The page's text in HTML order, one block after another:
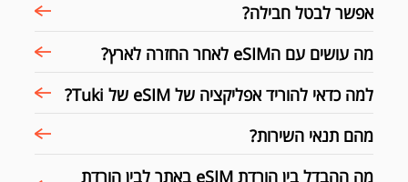
אפשר לבטל חבילה?
מה עושים עם הeSIM לאחר החזרה לארץ?
למה כדאי להוריד אפליקציה של eSIM של Tuki?
מהם תנאי השירות?
מה ההבדל בין הורדת eSIM באתר לבין הורדת